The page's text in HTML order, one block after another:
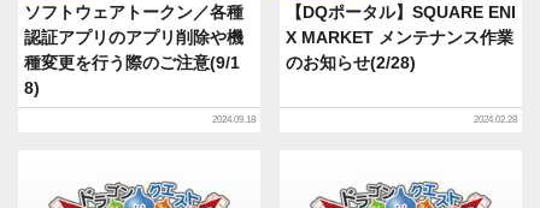
ソフトウェアトークン／各種
認証アプリのアプリ削除や機
種変更を行う際のご注意(9/1
8)
2024.09.18
【DQポータル】SQUARE ENI
X MARKET メンテナンス作業
のお知らせ(2/28)
2024.02.28